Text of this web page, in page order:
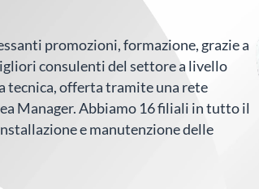
promozioni, formazione, grazie a
consulenti del settore a livello
tecnica, offerta tramite una rete
Manager. Abbiamo 16 filiali in tutto il
e manutenzione delle